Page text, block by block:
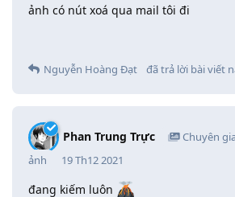
ảnh có nút xoá qua mail tôi đi
Nguyễn Hoàng Đạt
đã trả lời bài viết
Phan Trung Trực
Chuyên
ảnh
19 Th12 2021
đang kiếm luôn